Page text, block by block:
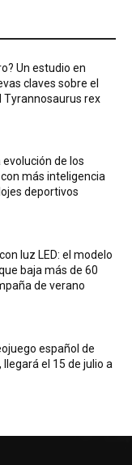
Un estudio en
claves sobre el
rex
de los
más inteligencia
deportivos
luz LED: el modelo
baja más de 60
de verano
español de
el 15 de julio a